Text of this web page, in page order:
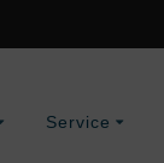
Service